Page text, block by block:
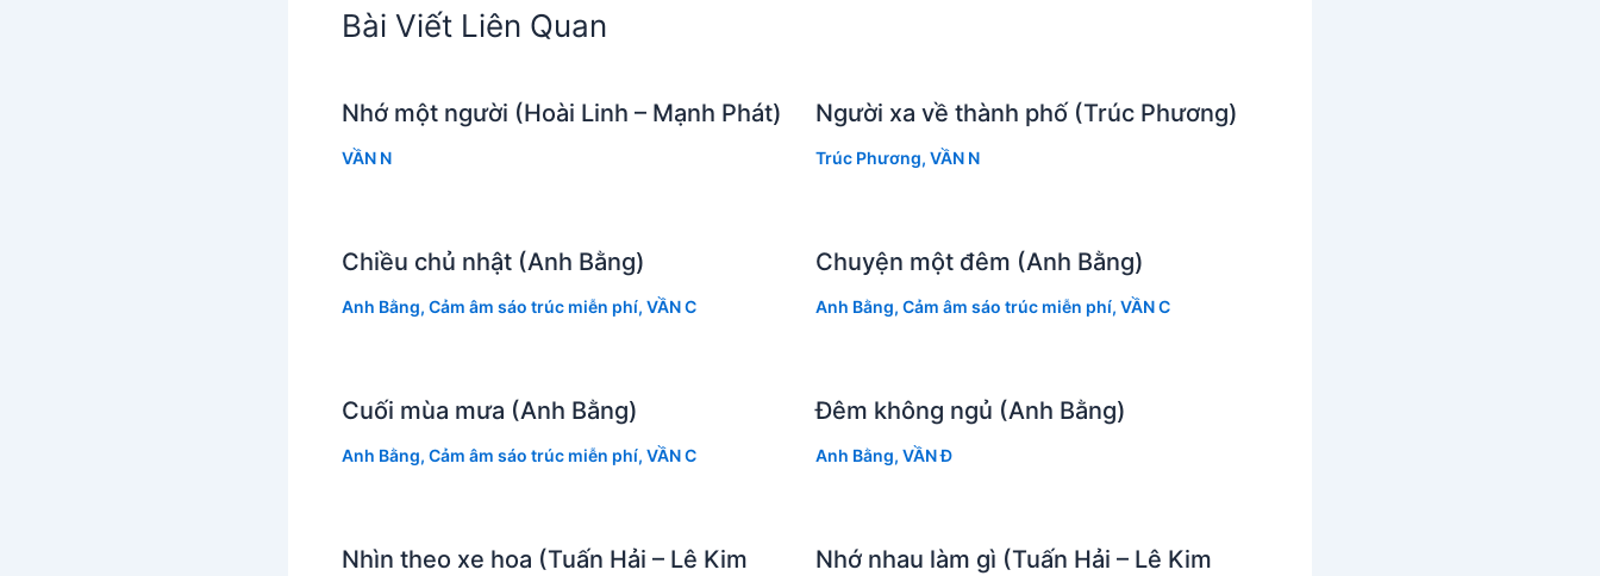
Bài Viết Liên Quan
Nhớ một người (Hoài Linh – Mạnh Phát)
VẦN N
Người xa về thành phố (Trúc Phương)
Trúc Phương, VẦN N
Chiều chủ nhật (Anh Bằng)
Anh Bằng, Cảm âm sáo trúc miễn phí, VẦN C
Chuyện một đêm (Anh Bằng)
Anh Bằng, Cảm âm sáo trúc miễn phí, VẦN C
Cuối mùa mưa (Anh Bằng)
Anh Bằng, Cảm âm sáo trúc miễn phí, VẦN C
Đêm không ngủ (Anh Bằng)
Anh Bằng, VẦN Đ
Nhìn theo xe hoa (Tuấn Hải – Lê Kim
Nhớ nhau làm gì (Tuấn Hải – Lê Kim